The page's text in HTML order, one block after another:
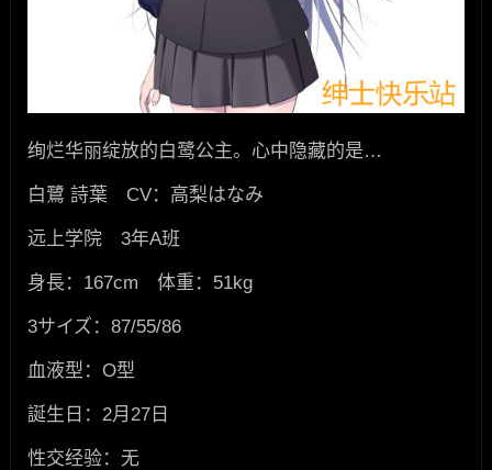
绚烂华丽绽放的白鹭公主。心中隐藏的是…
白鷺 詩葉 CV：高梨はなみ
远上学院 3年A班
身長：167cm 体重：51kg
3サイズ：87/55/86
血液型：O型
誕生日：2月27日
性交经验：无